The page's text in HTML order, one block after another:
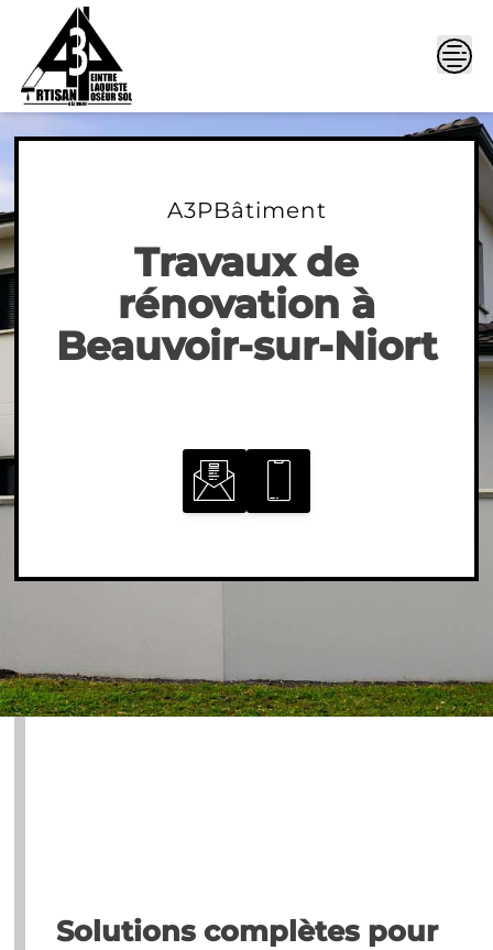
A3PBâtiment
Travaux de
rénovation à
Beauvoir-sur-Niort
Solutions complètes pour